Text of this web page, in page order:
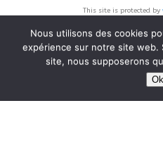
This site is protected by
Nous utilisons des cookies
expérience sur notre site web.
site, nous supposerons
Ok